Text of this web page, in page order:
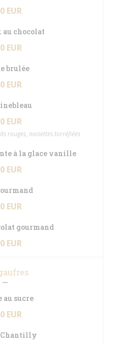
EUR
chocolat
EUR
brulée
EUR
EUR
rouges, noisettes torréfiées
à la glace vanille
EUR
EUR
gourmand
EUR
au sucre
EUR
Chantilly